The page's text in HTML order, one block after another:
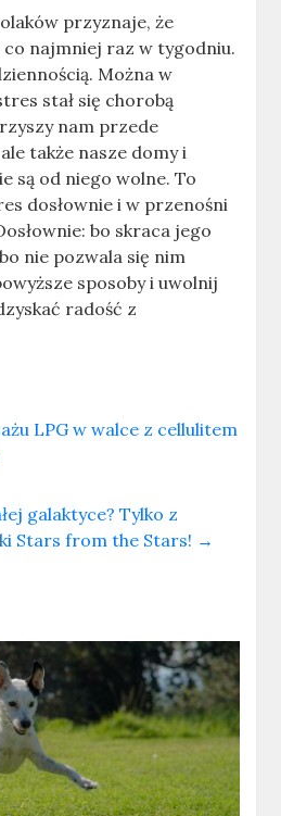
przyznaje, że
najmniej raz w tygodniu.
Można w
stał się chorobą
nam przede
także nasze domy i
są od niego wolne. To
dosłownie i w przenośni
bo skraca jego
nie pozwala się nim
sposoby i uwolnij
radość z
LPG w walce z cellulitem
galaktyce? Tylko z
Stars from the Stars! →